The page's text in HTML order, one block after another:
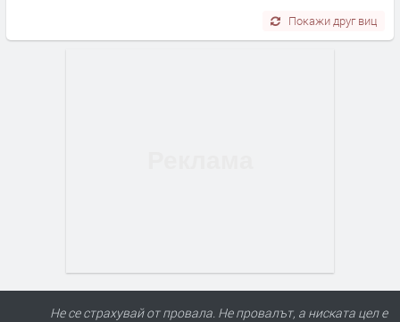
Покажи друг виц
Не се страхувай от провала. Не провалът, а ниската цел е